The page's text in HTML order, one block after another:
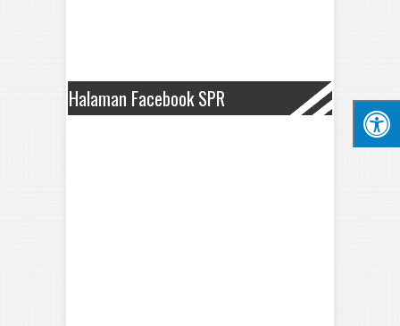
Halaman Facebook SPR